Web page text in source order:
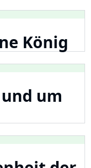
König
um